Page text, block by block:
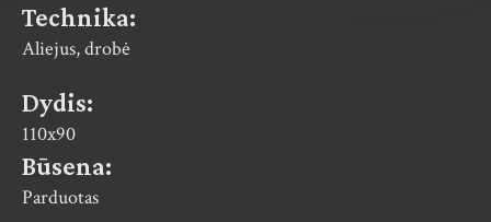
Technika:
Aliejus, drobė
Dydis:
110x90
Būsena:
Parduotas